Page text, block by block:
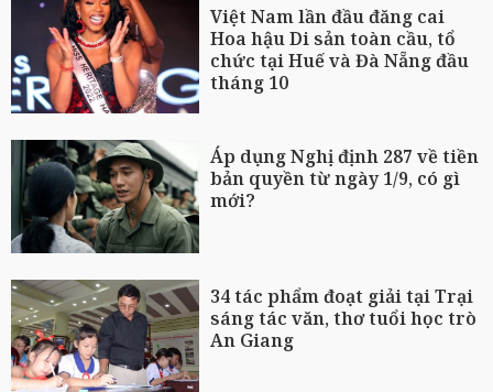
Việt Nam lần đầu đăng cai
Hoa hậu Di sản toàn cầu, tổ
chức tại Huế và Đà Nẵng đầu
tháng 10
Áp dụng Nghị định 287 về tiền
bản quyền từ ngày 1/9, có gì
mới?
34 tác phẩm đoạt giải tại Trại
sáng tác văn, thơ tuổi học trò
An Giang